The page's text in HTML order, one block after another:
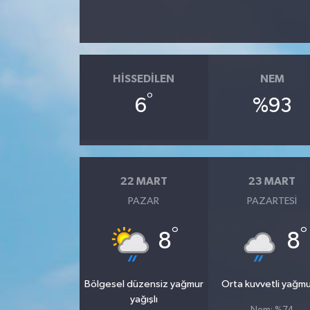
HISSEDILEN
6°
NEM
%93
22 MART
PAZAR
8°
Bölgesel düzensiz yağmur
yağışlı
23 MART
PAZARTESI
8°
Orta kuvvetli